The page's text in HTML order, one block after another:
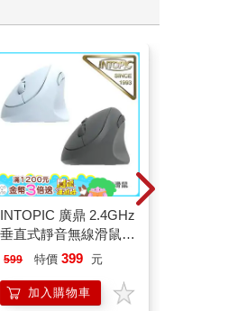
INTOPIC 廣鼎 2.4GHz
垂直式靜音無線滑鼠
(MSW-Q780)
599 特價 399 元
加入購物車